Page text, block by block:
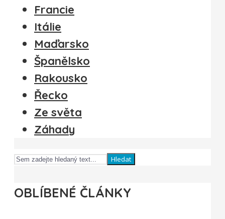
Francie
Itálie
Maďarsko
Španělsko
Rakousko
Řecko
Ze světa
Záhady
Hledat
OBLÍBENÉ ČLÁNKY